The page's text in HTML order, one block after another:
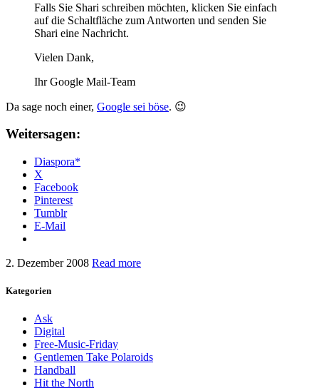
Falls Sie Shari schreiben möchten, klicken Sie einfach
auf die Schaltfläche zum Antworten und senden Sie
Shari eine Nachricht.
Vielen Dank,
Ihr Google Mail-Team
Da sage noch einer, Google sei böse. 😉
Weitersagen:
Diaspora*
X
Facebook
Pinterest
Tumblr
E-Mail
2. Dezember 2008 Read more
Kategorien
Ask
Digital
Free-Music-Friday
Gentlemen Take Polaroids
Handball
Hit the North